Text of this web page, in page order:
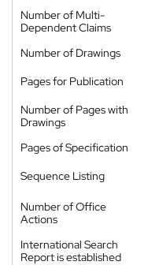
Number of Multi-
Dependent Claims
Number of Drawings
Pages for Publication
Number of Pages with
Drawings
Pages of Specification
Sequence Listing
Number of Office
Actions
International Search
Report is established